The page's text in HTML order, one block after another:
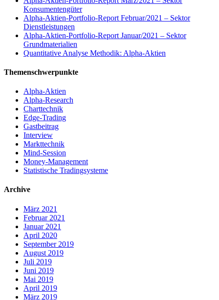
Konsumentengüter
Alpha-Aktien-Portfolio-Report Februar/2021 – Sektor
Dienstleistungen
Alpha-Aktien-Portfolio-Report Januar/2021 – Sektor
Grundmaterialien
Quantitative Analyse Methodik: Alpha-Aktien
Themenschwerpunkte
Alpha-Aktien
Alpha-Research
Charttechnik
Edge-Trading
Gastbeitrag
Interview
Markttechnik
Mind-Session
Money-Management
Statistische Tradingsysteme
Archive
März 2021
Februar 2021
Januar 2021
April 2020
September 2019
August 2019
Juli 2019
Juni 2019
Mai 2019
April 2019
März 2019